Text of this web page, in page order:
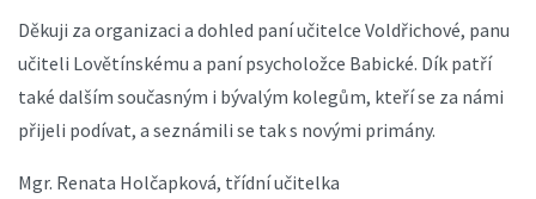
Děkuji za organizaci a dohled paní učitelce Voldřichové, panu
učiteli Lovětínskému a paní psycholožce Babické. Dík patří
také dalším současným i bývalým kolegům, kteří se za námi
přijeli podívat, a seznámili se tak s novými primány.
Mgr. Renata Holčapková, třídní učitelka